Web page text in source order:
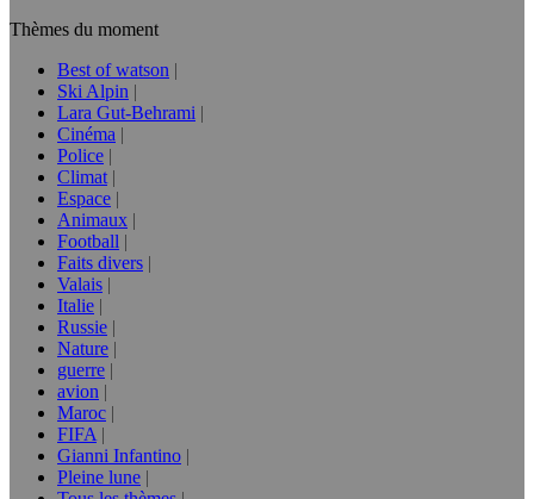
Thèmes du moment
Best of watson
Ski Alpin
Lara Gut-Behrami
Cinéma
Police
Climat
Espace
Animaux
Football
Faits divers
Valais
Italie
Russie
Nature
guerre
avion
Maroc
FIFA
Gianni Infantino
Pleine lune